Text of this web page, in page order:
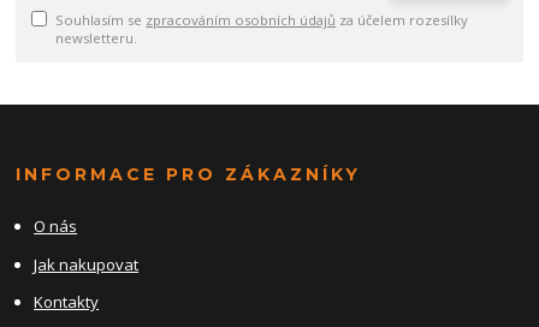
Souhlasím se zpracováním osobních údajů za účelem rozesílky
newsletteru.
INFORMACE PRO ZÁKAZNÍKY
O nás
Jak nakupovat
Kontakty